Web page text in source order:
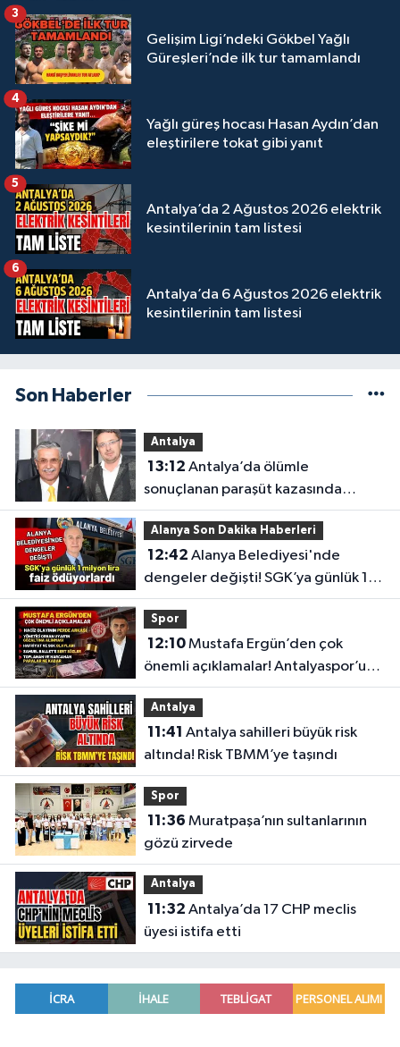
Gelişim Ligi’ndeki Gökbel Yağlı
Güreşleri’nde ilk tur tamamlandı
3
Yağlı güreş hocası Hasan Aydın’dan
eleştirilere tokat gibi yanıt
4
Antalya’da 2 Ağustos 2026 elektrik
kesintilerinin tam listesi
5
Antalya’da 6 Ağustos 2026 elektrik
kesintilerinin tam listesi
6
Son Haberler
Antalya
13:12
sonuçlanan paraşüt kazasında
gözler Necati Topaloğlu’nun
oğlunda
Alanya Son Dakika Haberleri
12:42
dengeler değişti! SGK’ya günlük 1
milyon lira faiz ödüyorlardı
Spor
12:10Mustafa Ergün’den çok
önemli açıklamalar! Antalyaspor’un
merak edilenlerini anlattı
Antalya
11:41
altında! Risk TBMM’ye taşındı
Spor
11:36
gözü zirvede
Antalya
11:32
üyesi istifa etti